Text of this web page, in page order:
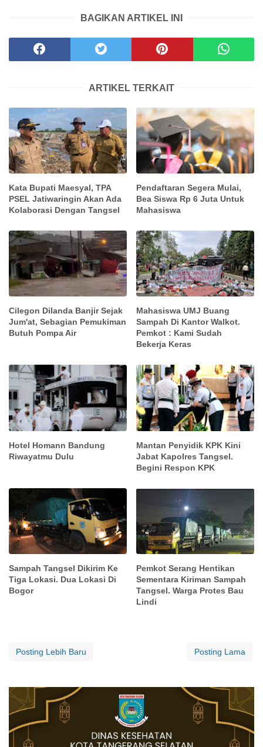
BAGIKAN ARTIKEL INI
ARTIKEL TERKAIT
Kata Bupati Maesyal, TPA
PSEL Jatiwaringin Akan Ada
Kolaborasi Dengan Tangsel
Pendaftaran Segera Mulai,
Bea Siswa Rp 6 Juta Untuk
Mahasiswa
Cilegon Dilanda Banjir Sejak
Jum'at, Sebagian Pemukiman
Butuh Pompa Air
Mahasiswa UMJ Buang
Sampah Di Kantor Walkot.
Pemkot : Kami Sudah
Bekerja Keras
Hotel Homann Bandung
Riwayatmu Dulu
Mantan Penyidik KPK Kini
Jabat Kapolres Tangsel.
Begini Respon KPK
Sampah Tangsel Dikirim Ke
Tiga Lokasi. Dua Lokasi Di
Bogor
Pemkot Serang Hentikan
Sementara Kiriman Sampah
Tangsel. Warga Protes Bau
Lindi
Posting Lebih Baru Posting Lama